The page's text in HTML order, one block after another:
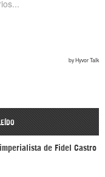
de Fidel Castro